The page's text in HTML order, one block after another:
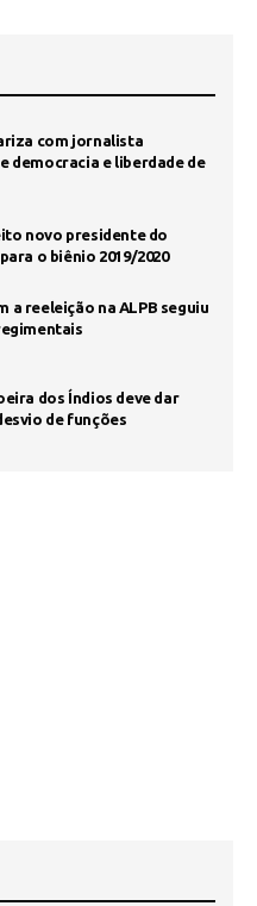
com jornalista
democracia e liberdade de
novo presidente do
o biênio 2019/2020
a reeleição na ALPB seguiu
dos Índios deve dar
de funções